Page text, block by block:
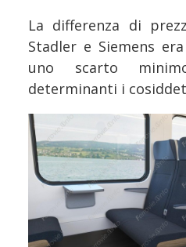
La differenza di
Stadler e Siemens
uno scarto
determinanti i